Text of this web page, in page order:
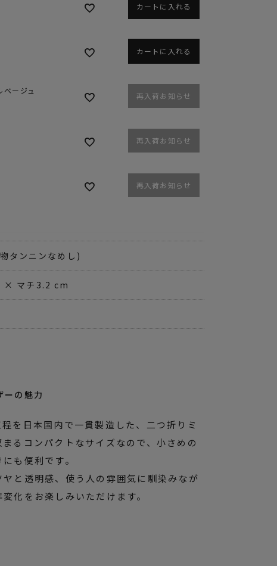
カートに入れる
カートに入れる
ベージュ
再入荷お知らせ
再入荷お知らせ
再入荷お知らせ
タンニンなめし)
× マチ3.2 cm
ーの魅力
を日本国内で一貫製造した、二つ折りミ
るコンパクトなサイズなので、小さめの
も便利です。
と透明感、使う人の雰囲気に馴染みなが
化をお楽しみいただけます。